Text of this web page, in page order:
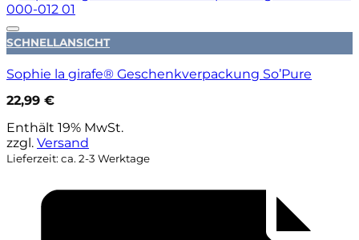
Auf die Wunschliste
SCHNELLANSICHT
Sophie la girafe® Geschenkverpackung So’Pure
22,99 €
Enthält 19% MwSt.
zzgl. Versand
Lieferzeit: ca. 2-3 Werktage